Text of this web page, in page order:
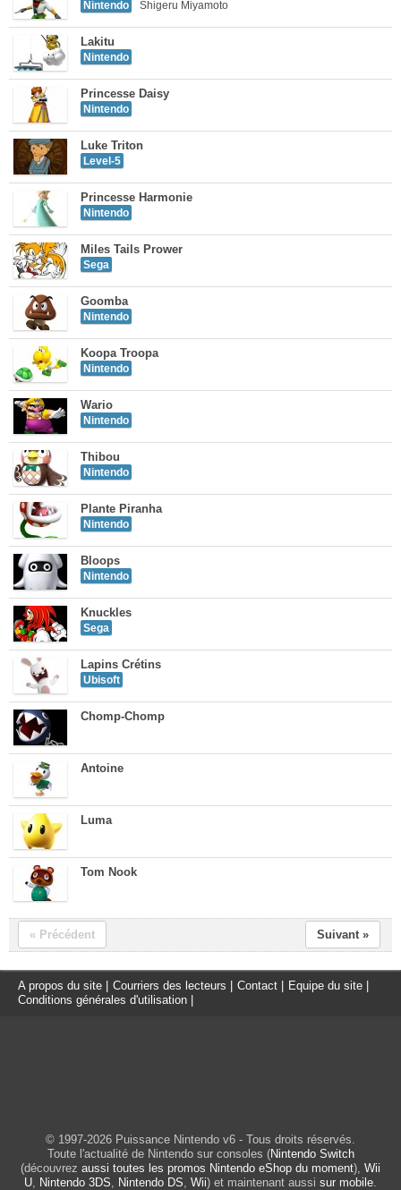
Nintendo Shigeru Miyamoto
Lakitu
Nintendo
Princesse Daisy
Nintendo
Luke Triton
Level-5
Princesse Harmonie
Nintendo
Miles Tails Prower
Sega
Goomba
Nintendo
Koopa Troopa
Nintendo
Wario
Nintendo
Thibou
Nintendo
Plante Piranha
Nintendo
Bloops
Nintendo
Knuckles
Sega
Lapins Crétins
Ubisoft
Chomp-Chomp
Antoine
Luma
Tom Nook
« Précédent Suivant »
A propos du site Courriers des lecteurs Contact Equipe du site
Conditions générales d'utilisation
© 1997-2026 Puissance Nintendo v6 - Tous droits réservés.
Toute l'actualité de Nintendo sur consoles (Nintendo Switch
(découvrez aussi toutes les promos Nintendo eShop du moment), Wii
U, Nintendo 3DS, Nintendo DS, Wii) et maintenant aussi sur mobile.